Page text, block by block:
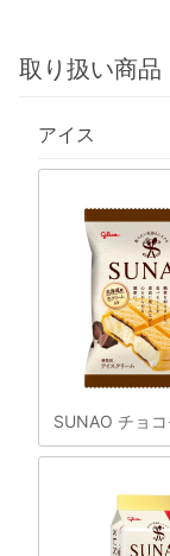
取り扱い商品
アイス
SUNAO チョ